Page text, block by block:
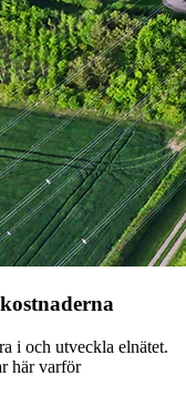
i och utveckla elnätet.
här varför